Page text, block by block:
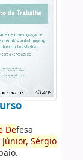
Defesa
Júnior, Sérgio